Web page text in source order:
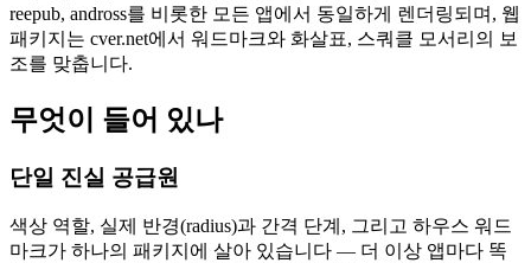
reepub, andross를 비롯한 모든 앱에서 동일하게 렌더링되며, 웹
패키지는 cver.net에서 워드마크와 화살표, 스쿼클 모서리의 보
조를 맞춥니다.
무엇이 들어 있나
단일 진실 공급원
색상 역할, 실제 반경(radius)과 간격 단계, 그리고 하우스 워드
마크가 하나의 패키지에 살아 있습니다 — 더 이상 앱마다 똑